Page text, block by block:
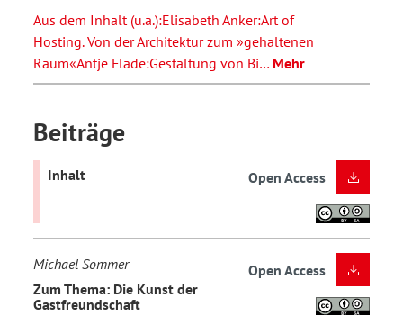
Aus dem Inhalt (u.a.):Elisabeth Anker:Art of
Hosting. Von der Architektur zum »gehaltenen
Raum«Antje Flade:Gestaltung von Bi… Mehr
Beiträge
Inhalt Open Access
Michael Sommer
Zum Thema: Die Kunst der
Gastfreundschaft
Open Access